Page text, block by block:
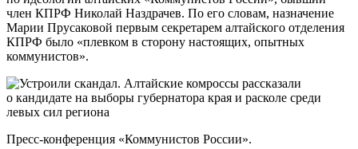
член КПРФ Николай Наздрачев. По его словам, назначение
Марии Прусаковой первым секретарем алтайского отделения
КПРФ было «плевком в сторону настоящих, опытных
коммунистов».
Пресс-конференция «Коммунистов России».